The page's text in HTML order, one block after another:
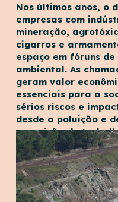
Nos últimos anos, o
empresas com
mineração,
cigarros e
espaço em fóruns
ambiental. As
geram valor
essenciais para a
sérios riscos e
desde a poluição e
exposição de
perigosas e riscos à